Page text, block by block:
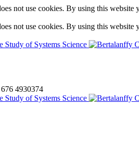
not use cookies. By using this website
not use cookies. By using this website
4930374